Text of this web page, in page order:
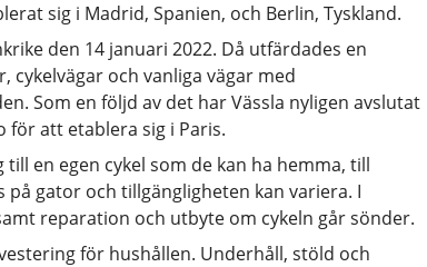
sig i Madrid, Spanien, och Berlin, Tyskland.
den 14 januari 2022. Då utfärdades en
och vanliga vägar med
Som en följd av det har Vässla nyligen avslutat
att etablera sig i Paris.
en egen cykel som de kan ha hemma, till
gator och tillgängligheten kan variera. I
reparation och utbyte om cykeln går sönder.
för hushållen. Underhåll, stöld och